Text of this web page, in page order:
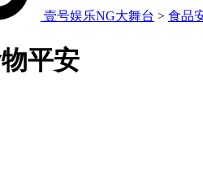
壹号娱乐NG大舞台 > 食品
平安